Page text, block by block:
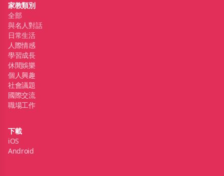
家教類別
全部
與名人對話
日常生活
人際情感
學習成長
休閒娛樂
個人興趣
社會議題
國際交流
職場工作
下載
iOS
Android